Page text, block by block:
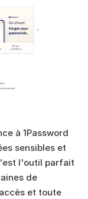
à 1Password
sensibles et
l'outil parfait
de
et toute